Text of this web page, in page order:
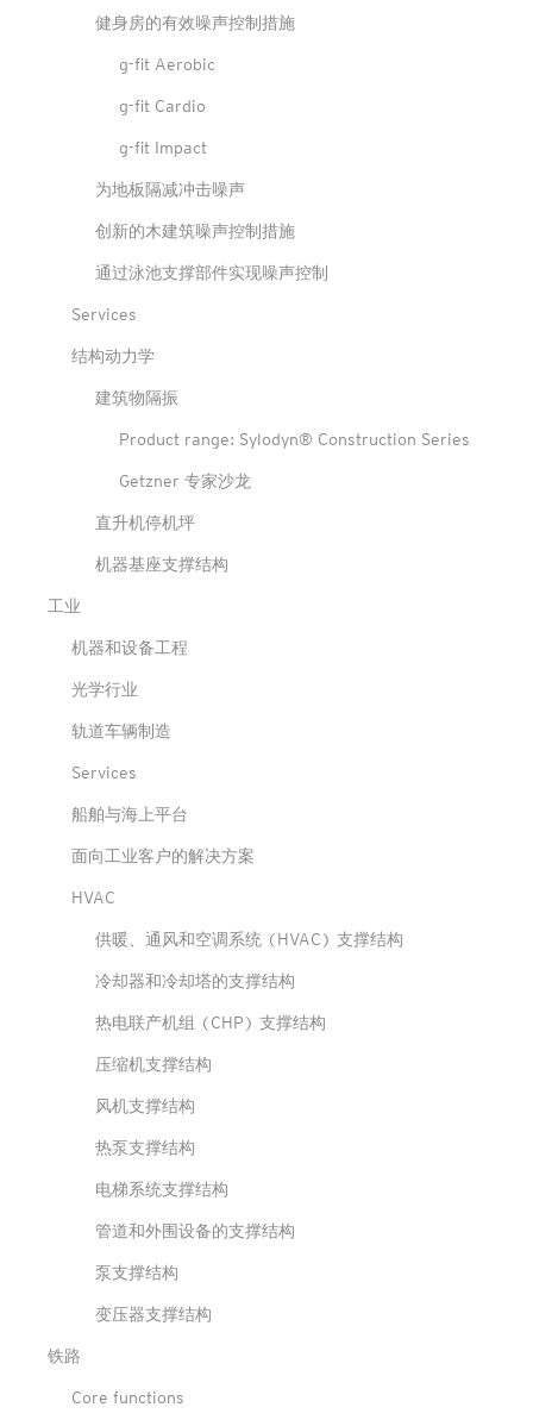
健身房的有效噪声控制措施
g-fit Aerobic
g-fit Cardio
g-fit Impact
为地板隔减冲击噪声
创新的木建筑噪声控制措施
通过泳池支撑部件实现噪声控制
Services
结构动力学
建筑物隔振
Product range: Sylodyn® Construction Series
Getzner 专家沙龙
直升机停机坪
机器基座支撑结构
工业
机器和设备工程
光学行业
轨道车辆制造
Services
船舶与海上平台
面向工业客户的解决方案
HVAC
供暖、通风和空调系统 (HVAC) 支撑结构
冷却器和冷却塔的支撑结构
热电联产机组 (CHP) 支撑结构
压缩机支撑结构
风机支撑结构
热泵支撑结构
电梯系统支撑结构
管道和外围设备的支撑结构
泵支撑结构
变压器支撑结构
铁路
Core functions